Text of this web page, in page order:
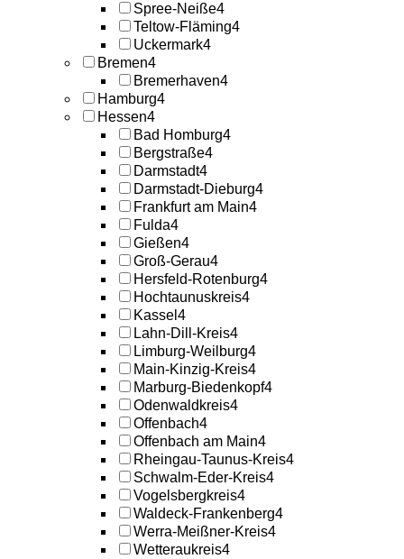
Spree-Neiße4
Teltow-Fläming4
Uckermark4
Bremen4
Bremerhaven4
Hamburg4
Hessen4
Bad Homburg4
Bergstraße4
Darmstadt4
Darmstadt-Dieburg4
Frankfurt am Main4
Fulda4
Gießen4
Groß-Gerau4
Hersfeld-Rotenburg4
Hochtaunuskreis4
Kassel 4
Lahn-Dill-Kreis4
Limburg-Weilburg4
Main-Kinzig-Kreis4
Marburg-Biedenkopf4
Odenwaldkreis4
Offenbach4
Offenbach am Main4
Rheingau-Taunus-Kreis4
Schwalm-Eder-Kreis4
Vogelsbergkreis4
Waldeck-Frankenberg4
Werra-Meißner-Kreis4
Wetteraukreis4